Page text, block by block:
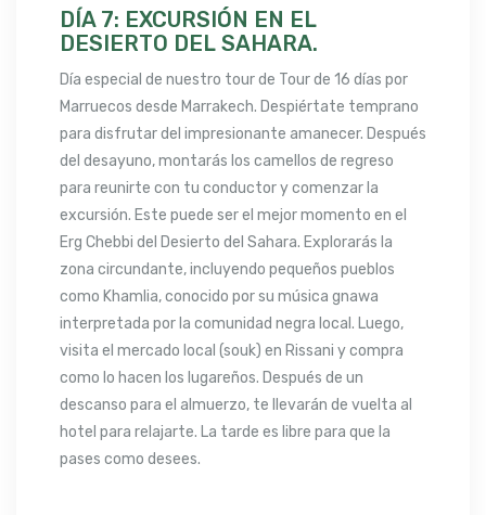
DÍA 7: EXCURSIÓN EN EL
DESIERTO DEL SAHARA.
Día especial de nuestro tour de Tour de 16 días por
Marruecos desde Marrakech. Despiértate temprano
para disfrutar del impresionante amanecer. Después
del desayuno, montarás los camellos de regreso
para reunirte con tu conductor y comenzar la
excursión. Este puede ser el mejor momento en el
Erg Chebbi del Desierto del Sahara. Explorarás la
zona circundante, incluyendo pequeños pueblos
como Khamlia, conocido por su música gnawa
interpretada por la comunidad negra local. Luego,
visita el mercado local (souk) en Rissani y compra
como lo hacen los lugareños. Después de un
descanso para el almuerzo, te llevarán de vuelta al
hotel para relajarte. La tarde es libre para que la
pases como desees.